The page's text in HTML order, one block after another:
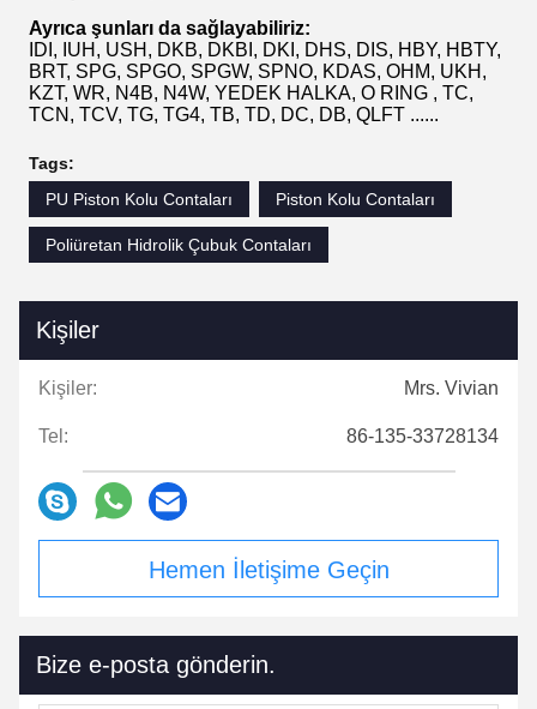
Ayrıca şunları da sağlayabiliriz:
IDI, IUH, USH, DKB, DKBI, DKI, DHS, DIS, HBY, HBTY,
BRT, SPG, SPGO, SPGW, SPNO, KDAS, OHM, UKH,
KZT, WR, N4B, N4W, YEDEK HALKA, O RING , TC,
TCN, TCV, TG, TG4, TB, TD, DC, DB, QLFT ......
Tags:
PU Piston Kolu Contaları
Piston Kolu Contaları
Poliüretan Hidrolik Çubuk Contaları
Kişiler
Kişiler: Mrs. Vivian
Tel: 86-135-33728134
Hemen İletişime Geçin
Bize e-posta gönderin.